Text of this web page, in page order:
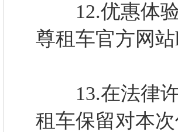
12.优惠体验
尊租车官方网
13.在法律许
租车保留对本